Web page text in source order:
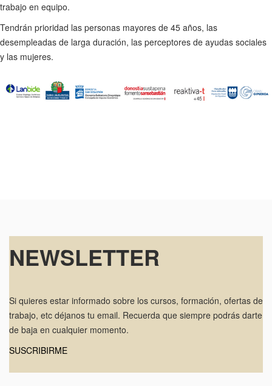
trabajo en equipo.
Tendrán prioridad las personas mayores de 45 años, las
desempleadas de larga duración, las perceptores de ayudas sociales
y las mujeres.
NEWSLETTER
Si quieres estar informado sobre los cursos, formación, ofertas de
trabajo, etc déjanos tu email. Recuerda que siempre podrás darte
de baja en cualquier momento.
SUSCRIBIRME